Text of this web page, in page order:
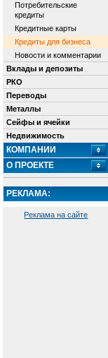
Потребительские
кредиты
Кредитные карты
Кредиты для бизнеса
Новости и комментарии
Вклады и депозиты
РКО
Переводы
Металлы
Сейфы и ячейки
Недвижимость
КОМПАНИИ
О ПРОЕКТЕ
РЕКЛАМА:
Реклама на сайте